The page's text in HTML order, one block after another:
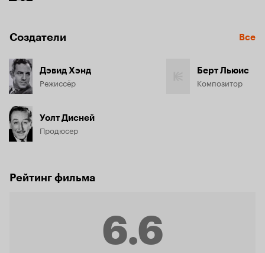
Создатели Все
Дэвид Хэнд
Режиссёр
Уолт Дисней
Продюсер
Берт Льюис
Композитор
Рейтинг фильма
6.6